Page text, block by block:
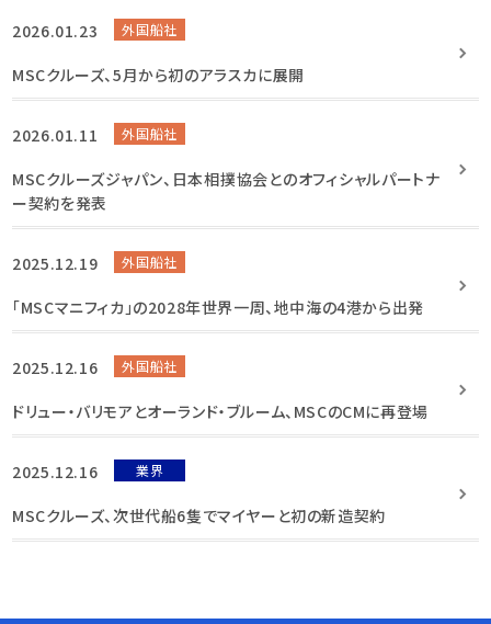
2026.01.23 外国船社
MSCクルーズ、5月から初のアラスカに展開
2026.01.11 外国船社
MSCクルーズジャパン、日本相撲協会とのオフィシャルパートナ
ー契約を発表
2025.12.19 外国船社
「MSCマニフィカ」の2028年世界一周、地中海の4港から出発
2025.12.16 外国船社
ドリュー・バリモアとオーランド・ブルーム、MSCのCMに再登場
2025.12.16 業界
MSCクルーズ、次世代船6隻でマイヤーと初の新造契約